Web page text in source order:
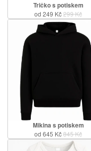
Tričko s potiskem
od 249 Kč299 Kč
Mikina s potiskem
od 645 Kč845 Kč